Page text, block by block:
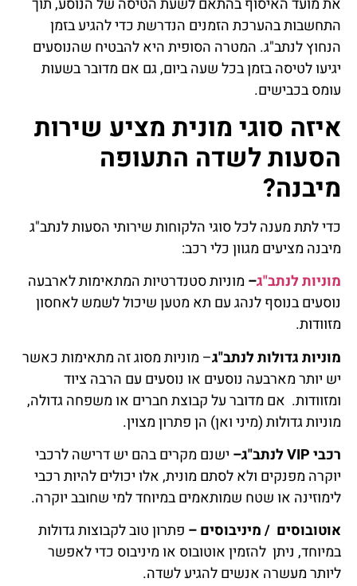
את מועד האיסוף בהתאם לשעת הטיסה של הנוסע, תוך
התחשבות בהערכת הזמנים הנדרשת כדי להגיע בזמן
הנחוץ לנתב"ג. המטרה הסופית היא להבטיח שהנוסעים
יגיעו לטיסה בזמן בכל שעה ביום, גם אם מדובר בשעות
עומס בכבישים.
איזה סוגי מונית מציע שירות
הסעות לשדה התעופה
מיבנה?
כדי לתת מענה לכל סוגי הלקוחות שירותי הסעות לנתב"ג
מיבנה מציעים מגוון כלי רכב:
מוניות לנתב"ג– מוניות סטנדרטיות המתאימות לארבעה
נוסעים בנוסף לנהג עם תא מטען שיכול לשמש לאחסון
מזוודות.
מוניות גדולות לנתב"ג– מוניות מסוג זה מתאימות כאשר
יש יותר מארבעה נוסעים או נוסעים עם הרבה ציוד
ומזוודות. אם מדובר על קבוצת חברים או משפחה גדולה,
מוניות גדולות (מיני ואן) הן פתרון מצוין.
רכבי VIP לנתב"ג–
ישנם מקרים בהם יש דרישה לרכבי
יוקרה מפנקים ולא לסתם מונית, אלו יכולים להיות רכבי
לימוזינה או שטח שמותאמים במיוחד למי שחובב יוקרה.
אוטובוסים / מיניבוסים – פתרון טוב לקבוצות גדולות
במיוחד, ניתן להזמין אוטובוס או מיניבוס כדי לאפשר
ליותר מעשרה אנשים להגיע לשדה.